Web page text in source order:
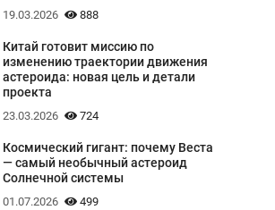
19.03.2026 888
Китай готовит миссию по
изменению траектории движения
астероида: новая цель и детали
проекта
23.03.2026 724
Космический гигант: почему Веста
— самый необычный астероид
Солнечной системы
01.07.2026 499